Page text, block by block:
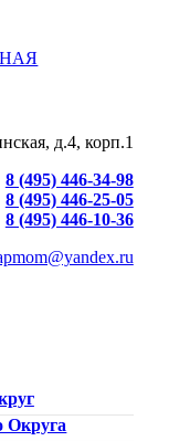
д.4, корп.1
8 (495) 446-34-98
8 (495) 446-25-05
8 (495) 446-10-36
Округа